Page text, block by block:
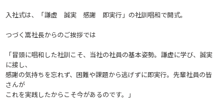
入社式は、「謙虚 誠実 感謝 即実行」の社訓唱和で開式。
つづく嵩社長からのご挨拶では
「冒頭に唱和した社訓こそ、当社の社員の基本姿勢。謙虚に学び、誠実
に接し、
感謝の気持ちを忘れず、困難や課題から逃げずに即実行。先輩社員の皆
さんが
これを実践したからこそ今があるのです。」